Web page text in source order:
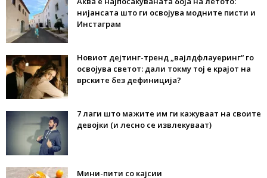
нијансата што ги освојува модните писти и
Инстаграм
Новиот дејтинг-тренд „вајлдфлауеринг“ го
освојува светот: дали токму тој е крајот на
врските без дефиниција?
7 лаги што мажите им ги кажуваат на своите
девојки (и лесно се извлекуваат)
Мини-пити со кајсии